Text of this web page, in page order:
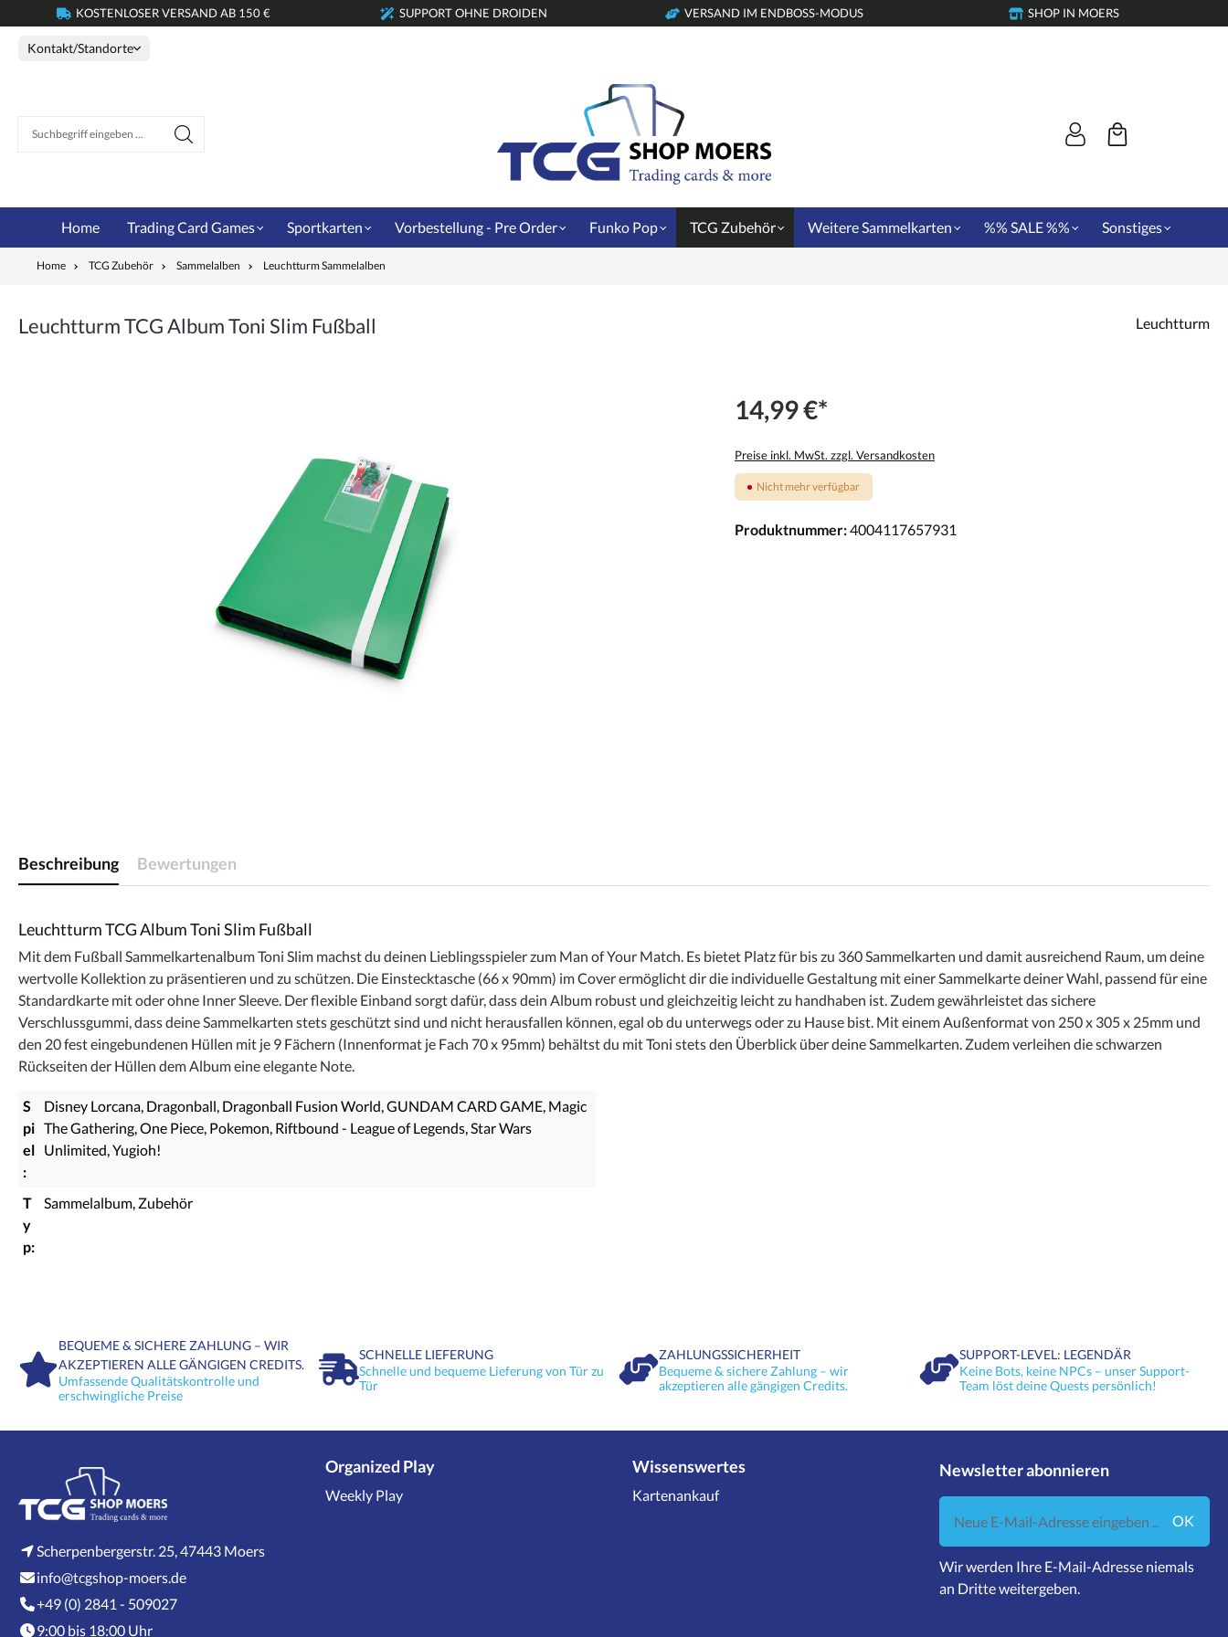
Zur Hauptnavigation springen
KOSTENLOSER VERSAND AB 150 € SUPPORT OHNE DROIDEN VERSAND IM ENDBOSS-MODUS SHOP IN MOERS
Kontakt/Standorte
Home Trading Card Games Sportkarten Vorbestellung - Pre Order Funko Pop TCG Zubehör Weitere Sammelkarten %% SALE %% Sonstiges
Home TCG Zubehör Sammelalben Leuchtturm Sammelalben
Leuchtturm TCG Album Toni Slim Fußball Leuchtturm
14,99 €*
Preise inkl. MwSt. zzgl. Versandkosten
Nicht mehr verfügbar
Produktnummer:4004117657931
Beschreibung Bewertungen
Leuchtturm TCG Album Toni Slim Fußball
Mit dem Fußball Sammelkartenalbum Toni Slim machst du deinen Lieblingsspieler zum Man of Your Match. Es bietet Platz für bis zu 360 Sammelkarten und damit ausreichend Raum, um deine
wertvolle Kollektion zu präsentieren und zu schützen. Die Einstecktasche (66 x 90mm) im Cover ermöglicht dir die individuelle Gestaltung mit einer Sammelkarte deiner Wahl, passend für eine
Standardkarte mit oder ohne Inner Sleeve. Der flexible Einband sorgt dafür, dass dein Album robust und gleichzeitig leicht zu handhaben ist. Zudem gewährleistet das sichere
Verschlussgummi, dass deine Sammelkarten stets geschützt sind und nicht herausfallen können, egal ob du unterwegs oder zu Hause bist. Mit einem Außenformat von 250 x 305 x 25mm und
den 20 fest eingebundenen Hüllen mit je 9 Fächern (Innenformat je Fach 70 x 95mm) behältst du mit Toni stets den Überblick über deine Sammelkarten. Zudem verleihen die schwarzen
Rückseiten der Hüllen dem Album eine elegante Note.
S
pi
el
:
Disney Lorcana , Dragonball , Dragonball Fusion World , GUNDAM CARD GAME , Magic
The Gathering , One Piece , Pokemon , Riftbound - League of Legends , Star Wars
Unlimited , Yugioh!
T
y
p:
Sammelalbum , Zubehör
BEQUEME & SICHERE ZAHLUNG – WIR
AKZEPTIEREN ALLE GÄNGIGEN CREDITS.
Umfassende Qualitätskontrolle und
erschwingliche Preise
SCHNELLE LIEFERUNG
Schnelle und bequeme Lieferung von Tür zu
Tür
ZAHLUNGSSICHERHEIT
Bequeme & sichere Zahlung – wir
akzeptieren alle gängigen Credits.
SUPPORT-LEVEL: LEGENDÄR
Keine Bots, keine NPCs – unser Support-
Team löst deine Quests persönlich!
Scherpenbergerstr. 25, 47443 Moers
info@tcgshop-moers.de
+49 (0) 2841 - 509027
9:00 bis 18:00 Uhr
Organized Play
Weekly Play
Wissenswertes
Kartenankauf
Newsletter abonnieren
Neue E-Mail-Adresse eingeben ...
OK
Wir werden Ihre E-Mail-Adresse niemals
an Dritte weitergeben.